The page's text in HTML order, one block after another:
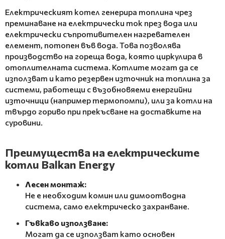
Електрическият котел генерира топлина чрез
преминаване на електрически ток през вода или
електрически съпротивителен нагревателен
елемент, потопен във вода. Това позволява
производство на гореща вода, която циркулира в
отоплителната система. Котлите могат да се
използват и като резервен източник на топлина за
системи, работещи с възобновяеми енергийни
източници (например термопомпи), или за котли на
твърдо гориво при прекъсване на доставките на
суровини.
Преимущества на електрическите
котли Balkan Energy
Лесен монтаж:
Не е необходим комин или димоотводна
система, само електрическо захранване.
Гъвкаво използване:
Могат да се използват като основен